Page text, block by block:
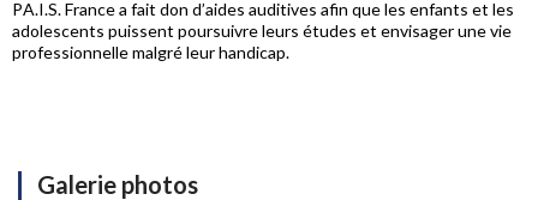
PA.I.S. France a fait don d’aides auditives afin que les enfants et les
adolescents puissent poursuivre leurs études et envisager une vie
professionnelle malgré leur handicap.
Galerie photos